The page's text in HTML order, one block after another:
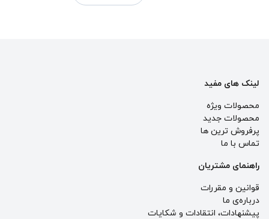
لینک های مفید
محصولات ویژه
محصولات جدید
پرفروش ترین‌ ها
تماس با ما
راهنمای مشتریان
قوانین و مقررات
درباره‌ی ما
پيشنهادات، انتقادات و شكايات